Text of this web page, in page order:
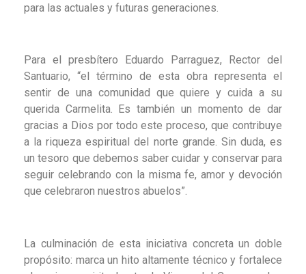
para las actuales y futuras generaciones.
Para el presbítero Eduardo Parraguez, Rector del
Santuario, “el término de esta obra representa el
sentir de una comunidad que quiere y cuida a su
querida Carmelita. Es también un momento de dar
gracias a Dios por todo este proceso, que contribuye
a la riqueza espiritual del norte grande. Sin duda, es
un tesoro que debemos saber cuidar y conservar para
seguir celebrando con la misma fe, amor y devoción
que celebraron nuestros abuelos”.
La culminación de esta iniciativa concreta un doble
propósito: marca un hito altamente técnico y fortalece